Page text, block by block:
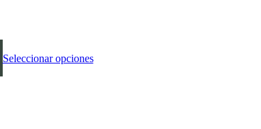
Seleccionar opciones